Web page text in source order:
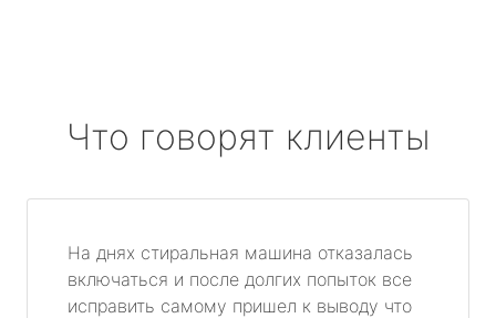
Что говорят клиенты
На днях стиральная машина отказалась
включаться и после долгих попыток все
исправить самому пришел к выводу что